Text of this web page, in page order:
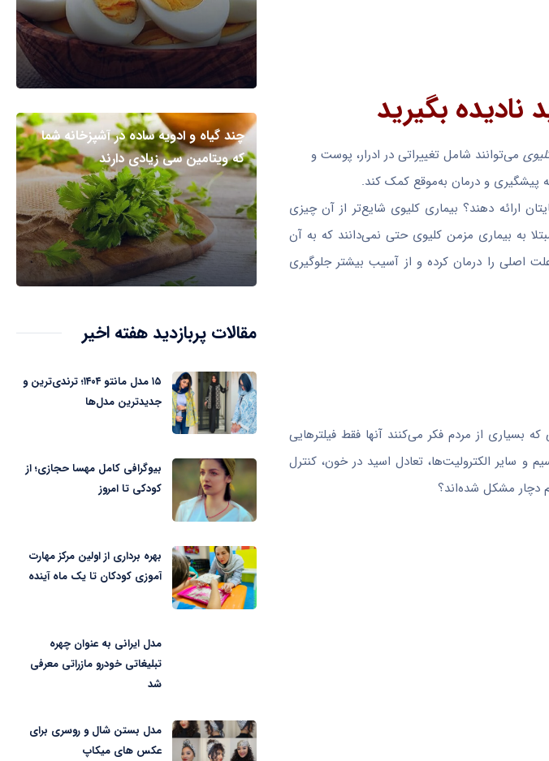
می‌توانند شامل تغییراتی در ادرار، پوست و
به پیشگیری و درمان به‌موقع کمک کند.
ارائه دهند؟ بیماری کلیوی شایع‌تر از آن چیزی
پیش می‌رود. تخمین زده می‌شود که تا 90 درصد از افراد مبتلا به بیماری مزمن کلیوی حتی نمی‌دانند که به آن
اصلی را درمان کرده و از آسیب بیشتر جلوگیری
بسیاری از مردم فکر می‌کنند آنها فقط فیلترهایی
و سایر الکترولیت‌ها، تعادل اسید در خون، کنترل
دچار مشکل شده‌اند؟
چند گیاه و ادویه ساده در آشپزخانه شما
که ویتامین سی زیادی دارند
مقالات پربازدید هفته اخیر
۱۵ مدل مانتو ۱۴۰۴؛ ترندی‌ترین و
جدیدترین مدل‌ها
بیوگرافی کامل مهسا حجازی؛ از
کودکی تا امروز
بهره برداری از اولین مرکز مهارت
آموزی کودکان تا یک ماه آینده
مدل ایرانی به عنوان چهره
تبلیغاتی خودرو مازراتی معرفی
شد
مدل بستن شال و روسری برای
عکس های میکاپ